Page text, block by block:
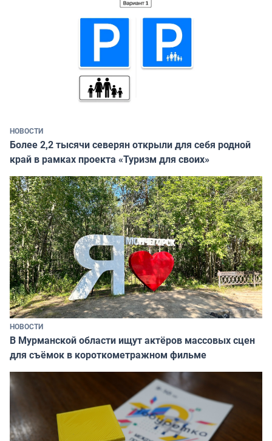
НОВОСТИ
Более 2,2 тысячи северян открыли для себя родной
край в рамках проекта «Туризм для своих»
НОВОСТИ
В Мурманской области ищут актёров массовых сцен
для съёмок в короткометражном фильме